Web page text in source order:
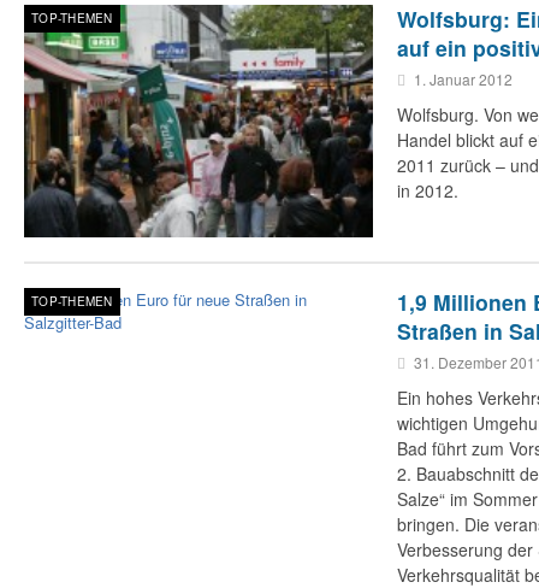
TOP-THEMEN
Wolfsburg:
auf ein
1. Januar 2012
Wolfsburg. Von
Handel blickt auf
2011 zurück –
in 2012.
TOP-THEMEN
1,9 Millionen
Straßen in
31. Dezember
Ein hohes
wichtigen
Bad führt zum
2. Bauabschnitt
Salze“ im
bringen. Die
Verbesserung
Verkehrsqualität